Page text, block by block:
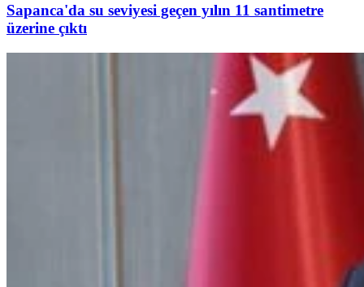
Sapanca'da su seviyesi geçen yılın 11 santimetre
üzerine çıktı